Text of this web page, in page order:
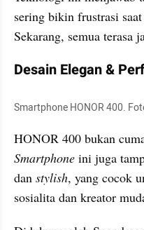
sering bikin frustrasi
Sekarang, semua terasa
Desain Elegan &
Smartphone HONOR 400.
Smartphone ini juga
dan stylish, yang cocok
sosialita dan kreator